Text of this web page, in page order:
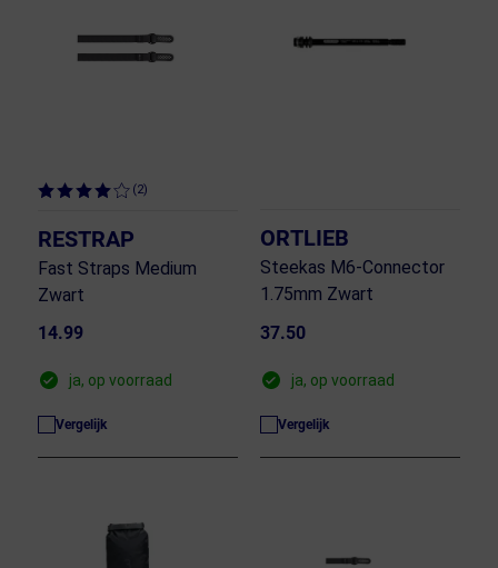
(2)
RESTRAP
Fast Straps Medium
Zwart
14.99
ja, op voorraad
Vergelijk
ORTLIEB
Steekas M6-Connector
1.75mm Zwart
37.50
ja, op voorraad
Vergelijk